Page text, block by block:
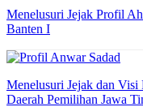
Menelusuri Jejak Profil
Banten I
Menelusuri Jejak dan
Daerah Pemilihan Jawa